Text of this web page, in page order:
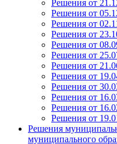
Решения от
Решения от
Решения от
Решения от
Решения от
Решения от
Решения от
Решения от
Решения от
Решения от
Решения от
Решения от
Решения
муниципального